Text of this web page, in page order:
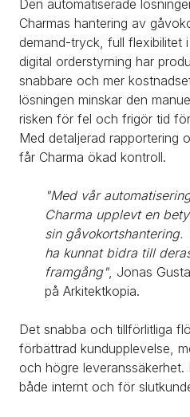
Den automatiserade
Charmas hantering av
demand-tryck, full flexibilitet
digital orderstyrning har
snabbare och mer
lösningen minskar den
risken för fel och frigör tid
Med detaljerad rapportering
får Charma ökad kontroll.
"Med vår
Charma upplevt en
sin
ha kunnat bidra till
framgång", Jonas
på Arkitektkopia.
Det snabba och tillförlitliga
förbättrad kundupplevelse,
och högre leveranssäkerhet.
både internt och för